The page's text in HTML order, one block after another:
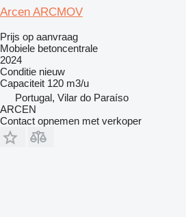
Arcen ARCMOV
Prijs op aanvraag
Mobiele betoncentrale
2024
Conditie nieuw
Capaciteit 120 m3/u
Portugal, Vilar do Paraíso
ARCEN
Contact opnemen met verkoper